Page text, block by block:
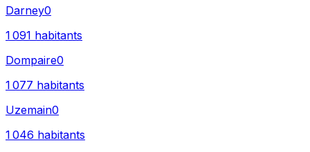
Darney0
1 091 habitants
Dompaire0
1 077 habitants
Uzemain0
1 046 habitants